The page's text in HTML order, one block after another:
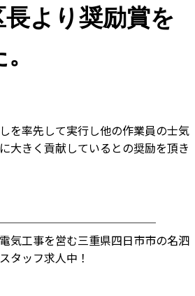
より奨励賞を
を率先して実行し他の作業員の士気
大きく貢献しているとの奨励を頂き
気工事を営む三重県四日市市の名泗
タッフ求人中！